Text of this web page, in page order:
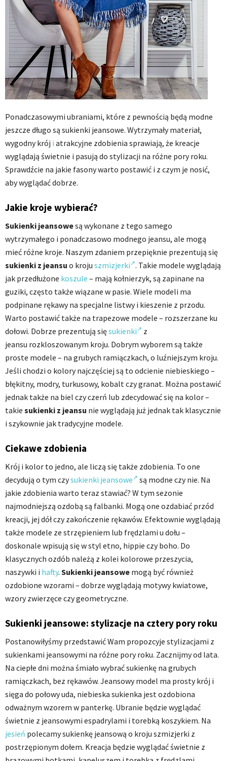
Ponadczasowymi ubraniami, które z pewnością będą modne
jeszcze długo są sukienki jeansowe. Wytrzymały materiał,
wygodny krój i atrakcyjne zdobienia sprawiają, że kreacje
wyglądają świetnie i pasują do stylizacji na różne pory roku.
Sprawdźcie na jakie fasony warto postawić i z czym je nosić,
aby wyglądać dobrze.
Jakie kroje wybierać?
Sukienki jeansowesą wykonane z tego samego
wytrzymałego i ponadczasowo modnego jeansu, ale mogą
mieć różne kroje. Naszym zdaniem przepięknie prezentują się
sukienki z jeansu o kroju szmizjerki . Takie modele wyglądają
jak przedłużone koszule – mają kołnierzyk, są zapinane na
guziki, często także wiązane w pasie. Wiele modeli ma
podpinane rękawy na specjalne listwy i kieszenie z przodu.
Warto postawić także na trapezowe modele – rozszerzane ku
dołowi. Dobrze prezentują sięsukienki
z
jeansu rozkloszowanym kroju. Dobrym wyborem są także
proste modele – na grubych ramiączkach, o luźniejszym kroju.
Jeśli chodzi o kolory najczęściej są to odcienie niebieskiego –
błękitny, modry, turkusowy, kobalt czy granat. Można postawić
jednak także na biel czy czerń lub zdecydować się na kolor –
takie sukienki z jeansu nie wyglądają już jednak tak klasycznie
i szykownie jak tradycyjne modele.
Ciekawe zdobienia
Krój i kolor to jedno, ale liczą się także zdobienia. To one
decydują o tym czysukienki jeansowe
są modne czy nie. Na
jakie zdobienia warto teraz stawiać? W tym sezonie
najmodniejszą ozdobą są falbanki. Mogą one ozdabiać przód
kreacji, jej dół czy zakończenie rękawów. Efektownie wyglądają
także modele ze strzępieniem lub frędzlami u dołu –
doskonale wpisują się w styl etno, hippie czy boho. Do
klasycznych ozdób należą z kolei kolorowe przeszycia,
naszywki i hafty. Sukienki jeansowe mogą być również
ozdobione wzorami – dobrze wyglądają motywy kwiatowe,
wzory zwierzęce czy geometryczne.
Sukienki jeansowe: stylizacje na cztery pory roku
Postanowiłyśmy przedstawić Wam propozcyje stylizacjami z
sukienkami jeansowymi na różne pory roku. Zacznijmy od lata.
Na ciepłe dni można śmiało wybrać sukienkę na grubych
ramiączkach, bez rękawów. Jeansowy model ma prosty krój i
sięga do połowy uda, niebieska sukienka jest ozdobiona
odważnym wzorem w panterkę. Ubranie będzie wyglądać
świetnie z jeansowymi espadrylami i torebką koszykiem. Na
jesień polecamy sukienkę jeansową o kroju szmizjerki z
postrzępionym dołem. Kreacja będzie wyglądać świetnie z